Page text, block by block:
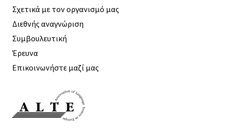
Σχετικά με τον οργανισμό μας
Διεθνής αναγνώριση
Συμβουλευτική
Έρευνα
Επικοινωνήστε μαζί μας